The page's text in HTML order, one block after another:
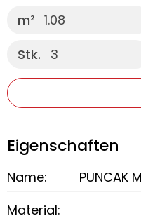
m² 1.08
Stk.
3
Eigenschaften
Name:
PUNCAK
Material: